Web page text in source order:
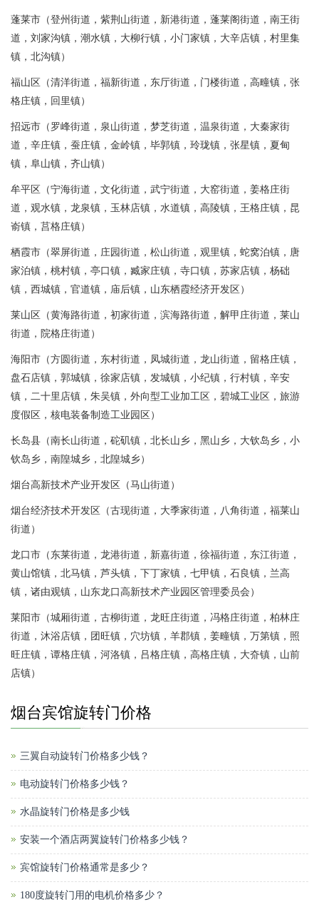
蓬莱市（登州街道，紫荆山街道，新港街道，蓬莱阁街道，南王街
道，刘家沟镇，潮水镇，大柳行镇，小门家镇，大辛店镇，村里集
镇，北沟镇）
福山区（清洋街道，福新街道，东厅街道，门楼街道，高疃镇，张
格庄镇，回里镇）
招远市（罗峰街道，泉山街道，梦芝街道，温泉街道，大秦家街
道，辛庄镇，蚕庄镇，金岭镇，毕郭镇，玲珑镇，张星镇，夏甸
镇，阜山镇，齐山镇）
牟平区（宁海街道，文化街道，武宁街道，大窑街道，姜格庄街
道，观水镇，龙泉镇，玉林店镇，水道镇，高陵镇，王格庄镇，昆
嵛镇，莒格庄镇）
栖霞市（翠屏街道，庄园街道，松山街道，观里镇，蛇窝泊镇，唐
家泊镇，桃村镇，亭口镇，臧家庄镇，寺口镇，苏家店镇，杨础
镇，西城镇，官道镇，庙后镇，山东栖霞经济开发区）
莱山区（黄海路街道，初家街道，滨海路街道，解甲庄街道，莱山
街道，院格庄街道）
海阳市（方圆街道，东村街道，凤城街道，龙山街道，留格庄镇，
盘石店镇，郭城镇，徐家店镇，发城镇，小纪镇，行村镇，辛安
镇，二十里店镇，朱吴镇，外向型工业加工区，碧城工业区，旅游
度假区，核电装备制造工业园区）
长岛县（南长山街道，砣矶镇，北长山乡，黑山乡，大钦岛乡，小
钦岛乡，南隍城乡，北隍城乡）
烟台高新技术产业开发区（马山街道）
烟台经济技术开发区（古现街道，大季家街道，八角街道，福莱山
街道）
龙口市（东莱街道，龙港街道，新嘉街道，徐福街道，东江街道，
黄山馆镇，北马镇，芦头镇，下丁家镇，七甲镇，石良镇，兰高
镇，诸由观镇，山东龙口高新技术产业园区管理委员会）
莱阳市（城厢街道，古柳街道，龙旺庄街道，冯格庄街道，柏林庄
街道，沐浴店镇，团旺镇，穴坊镇，羊郡镇，姜疃镇，万第镇，照
旺庄镇，谭格庄镇，河洛镇，吕格庄镇，高格庄镇，大夼镇，山前
店镇）
烟台宾馆旋转门价格
三翼自动旋转门价格多少钱？
电动旋转门价格多少钱？
水晶旋转门价格是多少钱
安装一个酒店两翼旋转门价格多少钱？
宾馆旋转门价格通常是多少？
180度旋转门用的电机价格多少？